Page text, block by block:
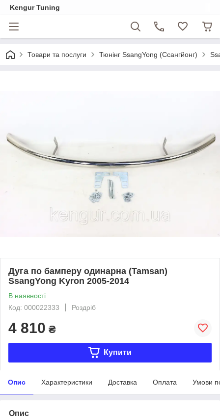
Kengur Tuning
Товари та послуги Тюнінг SsangYong (Ссангйонг)
Дуга по бамперу одинарна (Tamsan)
SsangYong Kyron 2005-2014
В наявності
Код: 000022333
Роздріб
4 810 ₴
Купити
Опис Характеристики Доставка Оплата Умови
Опис